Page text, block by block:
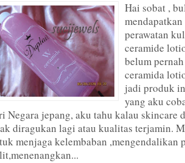
Hai sobat ,
perawatan
ceramide
belum
ceramida
jadi produk
yang aku
Negara jepang, aku tahu kalau
diragukan lagi atau kualitas terjamin.
menjaga kelembaban ,mengendalikan